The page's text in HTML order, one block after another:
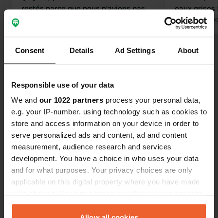
Consent Details Ad Settings About
Responsible use of your data
We and our 1022 partners process your personal data,
e.g. your IP-number, using technology such as cookies to
store and access information on your device in order to
serve personalized ads and content, ad and content
measurement, audience research and services
development. You have a choice in who uses your data
and for what purposes. Your privacy choices are only
applicable on this digital property where you have made
any time from the Cookie Declaration or by clicking on
restés parce que nous n'avions pas
eaux grises
Traduit par
Voir tous les 16 avis
Es-tu déjà venu ici ?
Contact
Emplacement
57627, Hachenburg, Allemagne